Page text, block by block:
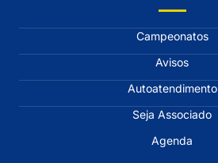
Campeonatos
Avisos
Autoatendimento
Seja Associado
Agenda